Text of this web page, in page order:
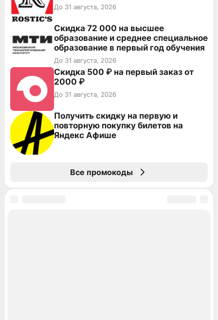
До 31 августа, 2026
Скидка 72 000 на высшее
образование и среднее специальное
образование в первый год обучения
До 31 августа, 2026
Скидка 500 ₽ на первый заказ от
2000 ₽
До 31 августа, 2026
Получить скидку на первую и
повторную покупку билетов на
Яндекс Афише
Все промокоды